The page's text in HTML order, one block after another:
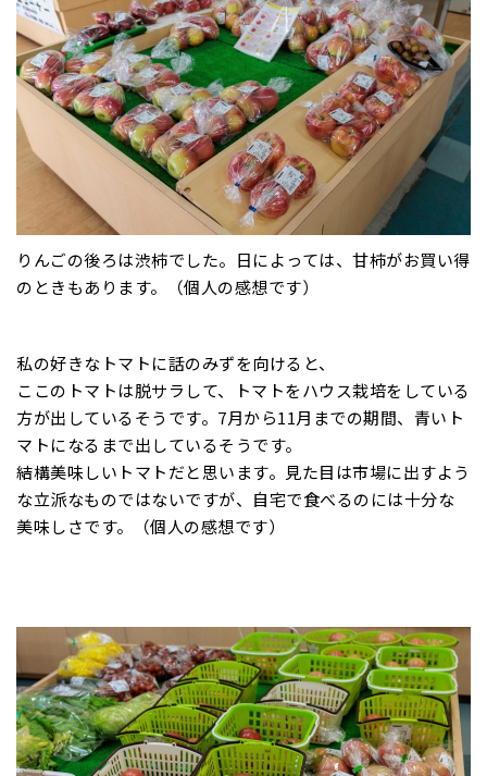
りんごの後ろは渋柿でした。日によっては、甘柿がお買い得
のときもあります。（個人の感想です）
私の好きなトマトに話のみずを向けると、
ここのトマトは脱サラして、トマトをハウス栽培をしている
方が出しているそうです。7月から11月までの期間、青いト
マトになるまで出しているそうです。
結構美味しいトマトだと思います。見た目は市場に出すよう
な立派なものではないですが、自宅で食べるのには十分な
美味しさです。（個人の感想です）